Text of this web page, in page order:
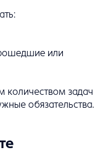
или
количеством задач
обязательства.